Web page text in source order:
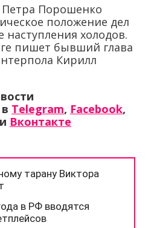
Порошенко
положение дел
наступления холодов.
пишет бывший глава
Кирилл
Telegram, Facebook,
Вконтакте